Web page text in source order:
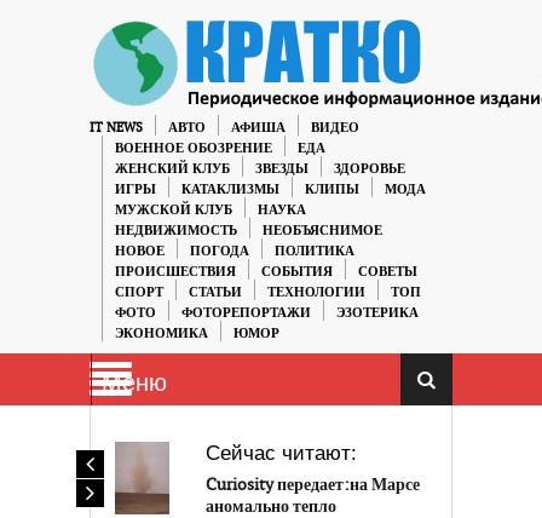
IT NEWS АВТО АФИША
ВИДЕО
ВОЕННОЕ ОБОЗРЕНИЕ
ЕДА
ЖЕНСКИЙ КЛУБ
ЗВЕЗДЫ
ЗДОРОВЬЕ
ИГРЫ
КАТАКЛИЗМЫ КЛИПЫ
МОДА
МУЖСКОЙ КЛУБ
НАУКА
НЕДВИЖИМОСТЬ
НЕОБЪЯСНИМОЕ
НОВОЕ
ПОГОДА
ПОЛИТИКА
ПРОИСШЕСТВИЯ
СОБЫТИЯ
СОВЕТЫ
СПОРТ
СТАТЬИ ТЕХНОЛОГИИ
ТОП
ФОТО
ФОТОРЕПОРТАЖИ
ЭЗОТЕРИКА
ЭКОНОМИКА
ЮМОР
Меню
Сейчас читают:
Curiosity передает:на Марсе
аномально тепло